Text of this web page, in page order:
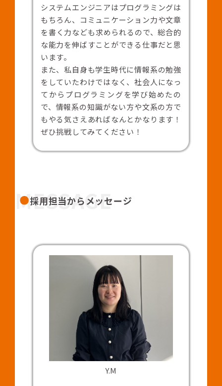
システムエンジニアはプログラミングは
もちろん、コミュニケーション力や文章
を書く力なども求められるので、総合的
な能力を伸ばすことができる仕事だと思
います。
また、私自身も学生時代に情報系の勉強
をしていたわけではなく、社会人になっ
てからプログラミングを学び始めたの
で、情報系の知識がない方や文系の方で
もやる気さえあればなんとかなります！
ぜひ挑戦してみてください！
MESSAGE
採用担当からメッセージ
Y.M